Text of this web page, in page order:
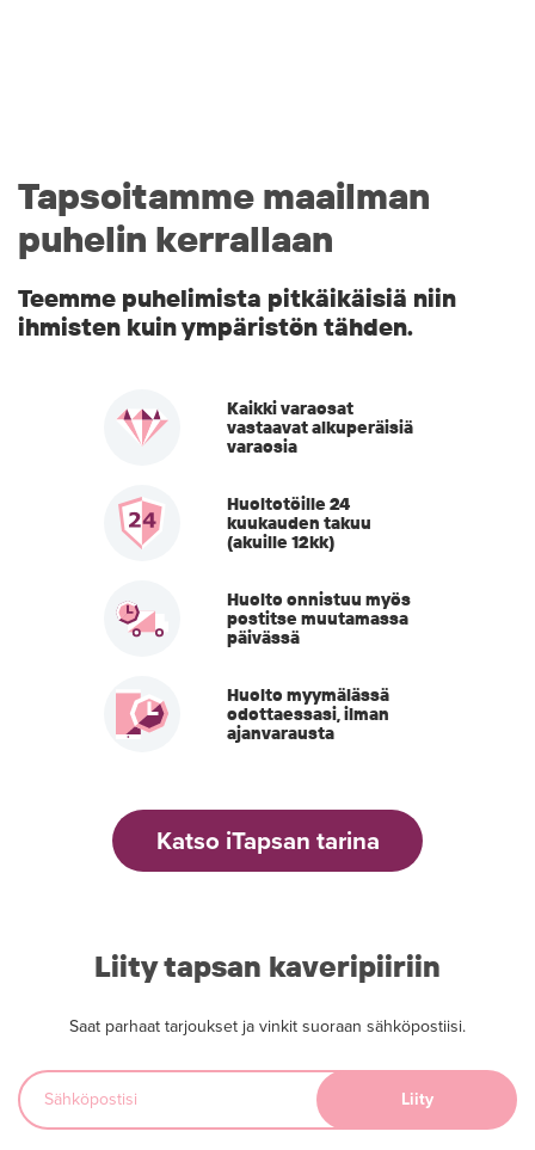
Tapsoitamme maailman
puhelin kerrallaan
Teemme puhelimista pitkäikäisiä niin
ihmisten kuin ympäristön tähden.
Kaikki varaosat
vastaavat alkuperäisiä
varaosia
Huoltotöille 24
kuukauden takuu
(akuille 12kk)
Huolto onnistuu myös
postitse muutamassa
päivässä
Huolto myymälässä
odottaessasi, ilman
ajanvarausta
Katso iTapsan tarina
Liity tapsan kaveripiiriin
Saat parhaat tarjoukset ja vinkit suoraan sähköpostiisi.